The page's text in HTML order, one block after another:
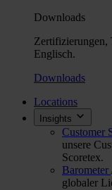
Downloads
Englisch.
Downloads
Locations
Insights
Customer
unsere
Scoretex.
Barometer
globaler